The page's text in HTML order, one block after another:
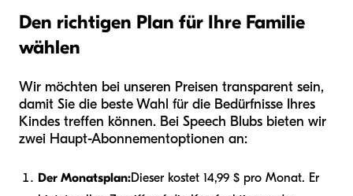
Den richtigen Plan für Ihre Familie
wählen
Wir möchten bei unseren Preisen transparent sein,
damit Sie die beste Wahl für die Bedürfnisse Ihres
Kindes treffen können. Bei Speech Blubs bieten wir
zwei Haupt-Abonnementoptionen an:
Der Monatsplan:Dieser kostet 14,99 $ pro Monat. Er